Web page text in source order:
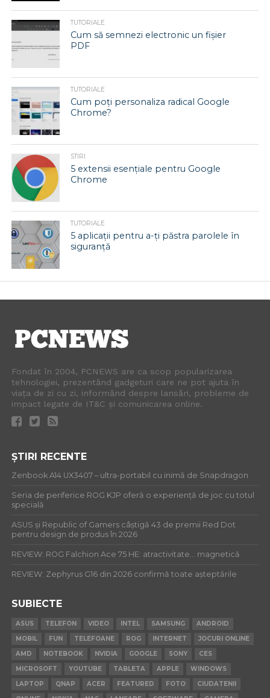
TUTORIALE
Cum să semnezi electronic un fișier
PDF
TUTORIALE
Cum poți personaliza radical Google
Chrome?
STIRI
5 extensii esențiale pentru Google
Chrome
TUTORIALE
5 aplicații pentru a-ți păstra parolele în
siguranță
Fondat în 2004, PCNEWS are ca scop popularizarea
tehnologiei, prezentând gadgeturi care ne pot ajuta în
viața de zi cu zi, informând despre lansări, probleme de
impact legate de IT&C și comunicarea online.
ȘTIRI RECENTE
Zenbook A14 UX3407 – ultra-portabil cu inimă de Snapdragon
Seria de periferice ROG KJP oferă o experiență de joc cu totul
specială
ASUS și Republic of Gamers câștigă 43 de premii Red Dot
pentru design de produs în 2026
REVIEW: ROG Falchion Ace 75 HE: atractivitate… magnetică
REVIEW: Zephyrus G16 din 2026 confirmă toate așteptările
SUBIECTE
ASUS TELEFON VIDEO INTEL SAMSUNG
ANDROID
MOBIL
FUN TELEFOANE ROG INTERNET
JOCURI ONLINE
AMD
NOTEBOOK NVIDIA GOOGLE SONY
CES
MICROSOFT
YOUTUBE TABLETA APPLE
WINDOWS
LAPTOP
QNAP ACER FEATURED FOTO
CIUDATENII